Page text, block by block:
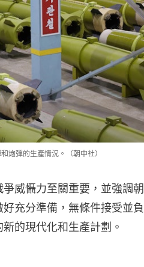
炮彈的生產情況。（朝中社）
威懾力至關重要，並強調朝
充分準備，無條件接受並負
的現代化和生產計劃。